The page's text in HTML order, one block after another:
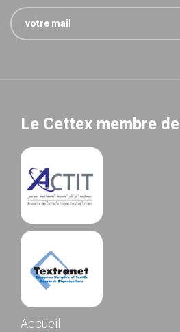
Le Cettex membre de
Accueil